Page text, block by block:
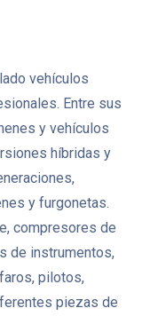
vehículos
Entre sus
y vehículos
híbridas y
y furgonetas.
compresores de
de instrumentos,
pilotos,
piezas de